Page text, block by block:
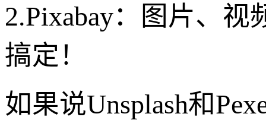
2.Pixabay：图片、
搞定！
如果说Unsplash和